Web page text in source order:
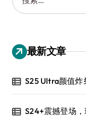
索
：
最新文章
S25 Ultra颜值炸
S24+震撼登场